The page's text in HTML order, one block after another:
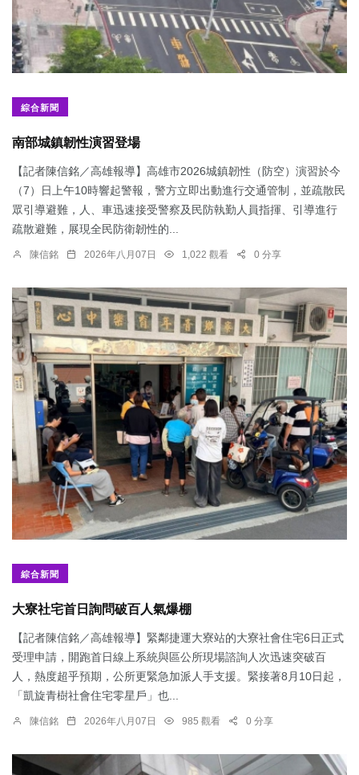
綜合新聞
南部城鎮韌性演習登場
【記者陳信銘／高雄報導】高雄市2026城鎮韌性（防空）演習於今
（7）日上午10時響起警報，警方立即出動進行交通管制，並疏散民
眾引導避難，人、車迅速接受警察及民防執勤人員指揮、引導進行
疏散避難，展現全民防衛韌性的...
陳信銘 2026年八月07日 1,022 觀看 0 分享
綜合新聞
大寮社宅首日詢問破百人氣爆棚
【記者陳信銘／高雄報導】緊鄰捷運大寮站的大寮社會住宅6日正式
受理申請，開跑首日線上系統與區公所現場諮詢人次迅速突破百
人，熱度超乎預期，公所更緊急加派人手支援。緊接著8月10日起，
「凱旋青樹社會住宅零星戶」也...
陳信銘 2026年八月07日 985 觀看 0 分享